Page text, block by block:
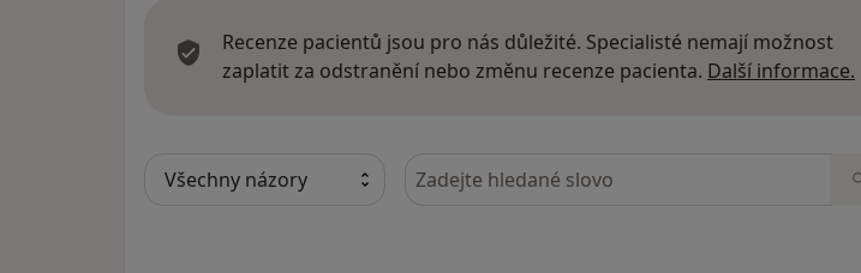
Recenze pacientů jsou pro nás důležité. Specialisté nemají možnost
zaplatit za odstranění nebo změnu recenze pacienta. Další informace.
Hledejte v názorech